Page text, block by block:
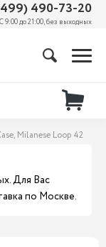
490-73-20
С 9:00 до 21:00, без выходных
Milanese Loop 42
Для Вас
по Москве.